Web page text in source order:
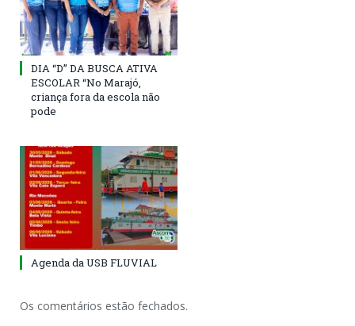
DIA “D” DA BUSCA ATIVA
ESCOLAR “No Marajó,
criança fora da escola não
pode
Agenda da USB FLUVIAL
Os comentários estão fechados.